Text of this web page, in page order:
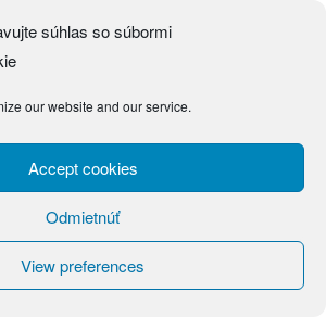
súhlas so súbormi
our website and our service.
Accept cookies
Odmietnúť
View preferences
na systémy, ktoré sú založené
operácií. Kľúčovou
charakteristikou systémov AI
sa týka procesu získavania
výstupov, ako sú predpovede,